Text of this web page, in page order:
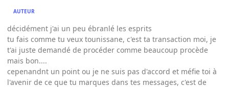
AUTEUR
décidément j'ai un peu ébranlé les esprits
tu fais comme tu veux tounissane, c'est ta transaction moi, je
t'ai juste demandé de procéder comme beaucoup procède
mais bon....
cepenandnt un point ou je ne suis pas d'accord et méfie toi à
l'avenir de ce que tu marques dans tes messages, c'est de